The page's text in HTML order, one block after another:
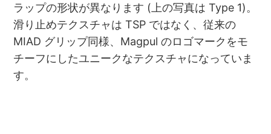
ラップの形状が異なります (上の写真は Type 1)。
滑り止めテクスチャは TSP ではなく、従来の
MIAD グリップ同様、Magpul のロゴマークをモ
チーフにしたユニークなテクスチャになっていま
す。